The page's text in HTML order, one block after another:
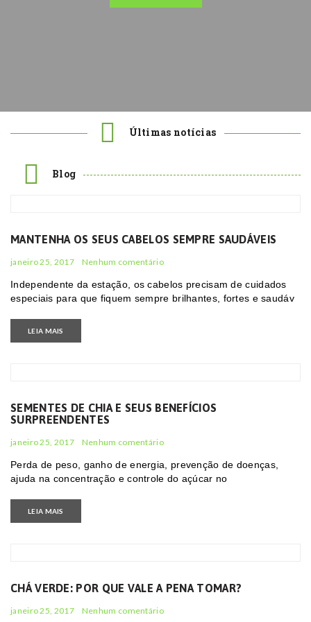
Últimas notícias
Blog
MANTENHA OS SEUS CABELOS SEMPRE SAUDÁVEIS
janeiro 25, 2017 Nenhum comentário
Independente da estação, os cabelos precisam de cuidados
especiais para que fiquem sempre brilhantes, fortes e saudáv
LEIA MAIS
SEMENTES DE CHIA E SEUS BENEFÍCIOS
SURPREENDENTES
janeiro 25, 2017 Nenhum comentário
Perda de peso, ganho de energia, prevenção de doenças,
ajuda na concentração e controle do açúcar no
LEIA MAIS
CHÁ VERDE: POR QUE VALE A PENA TOMAR?
janeiro 25, 2017 Nenhum comentário